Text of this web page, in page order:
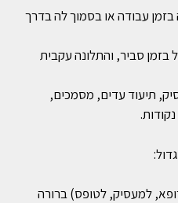
בזמן עבודה או בסמוך לה בדרך
בזמן סביר, והתלונה עקבית
תיעוד עדים, מסמכים,
למעסיק, לטופס) ברורה